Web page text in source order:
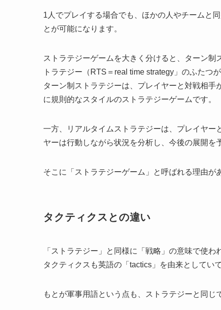
1人でプレイする場合でも、ほかの人やチームと
とが可能になります。
ストラテジーゲームを大きく分けると、ターン
トラテジー（RTS＝real time strategy」のふたつが
ターン制ストラテジーは、プレイヤーと対戦相
に規則的なスタイルのストラテジーゲームです。
一方、リアルタイムストラテジーは、プレイヤー
ヤーは行動しながら状況を分析し、今後の展開を
そこに「ストラテジーゲーム」と呼ばれる理由が
タクティクスとの違い
「ストラテジー」と同様に「戦略」の意味で使わ
タクティクスも英語の「tactics」を由来としてい
もとが軍事用語という点も、ストラテジーと同じ